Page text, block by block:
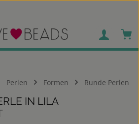
Perlen Formen Runde Perlen
IN LILA